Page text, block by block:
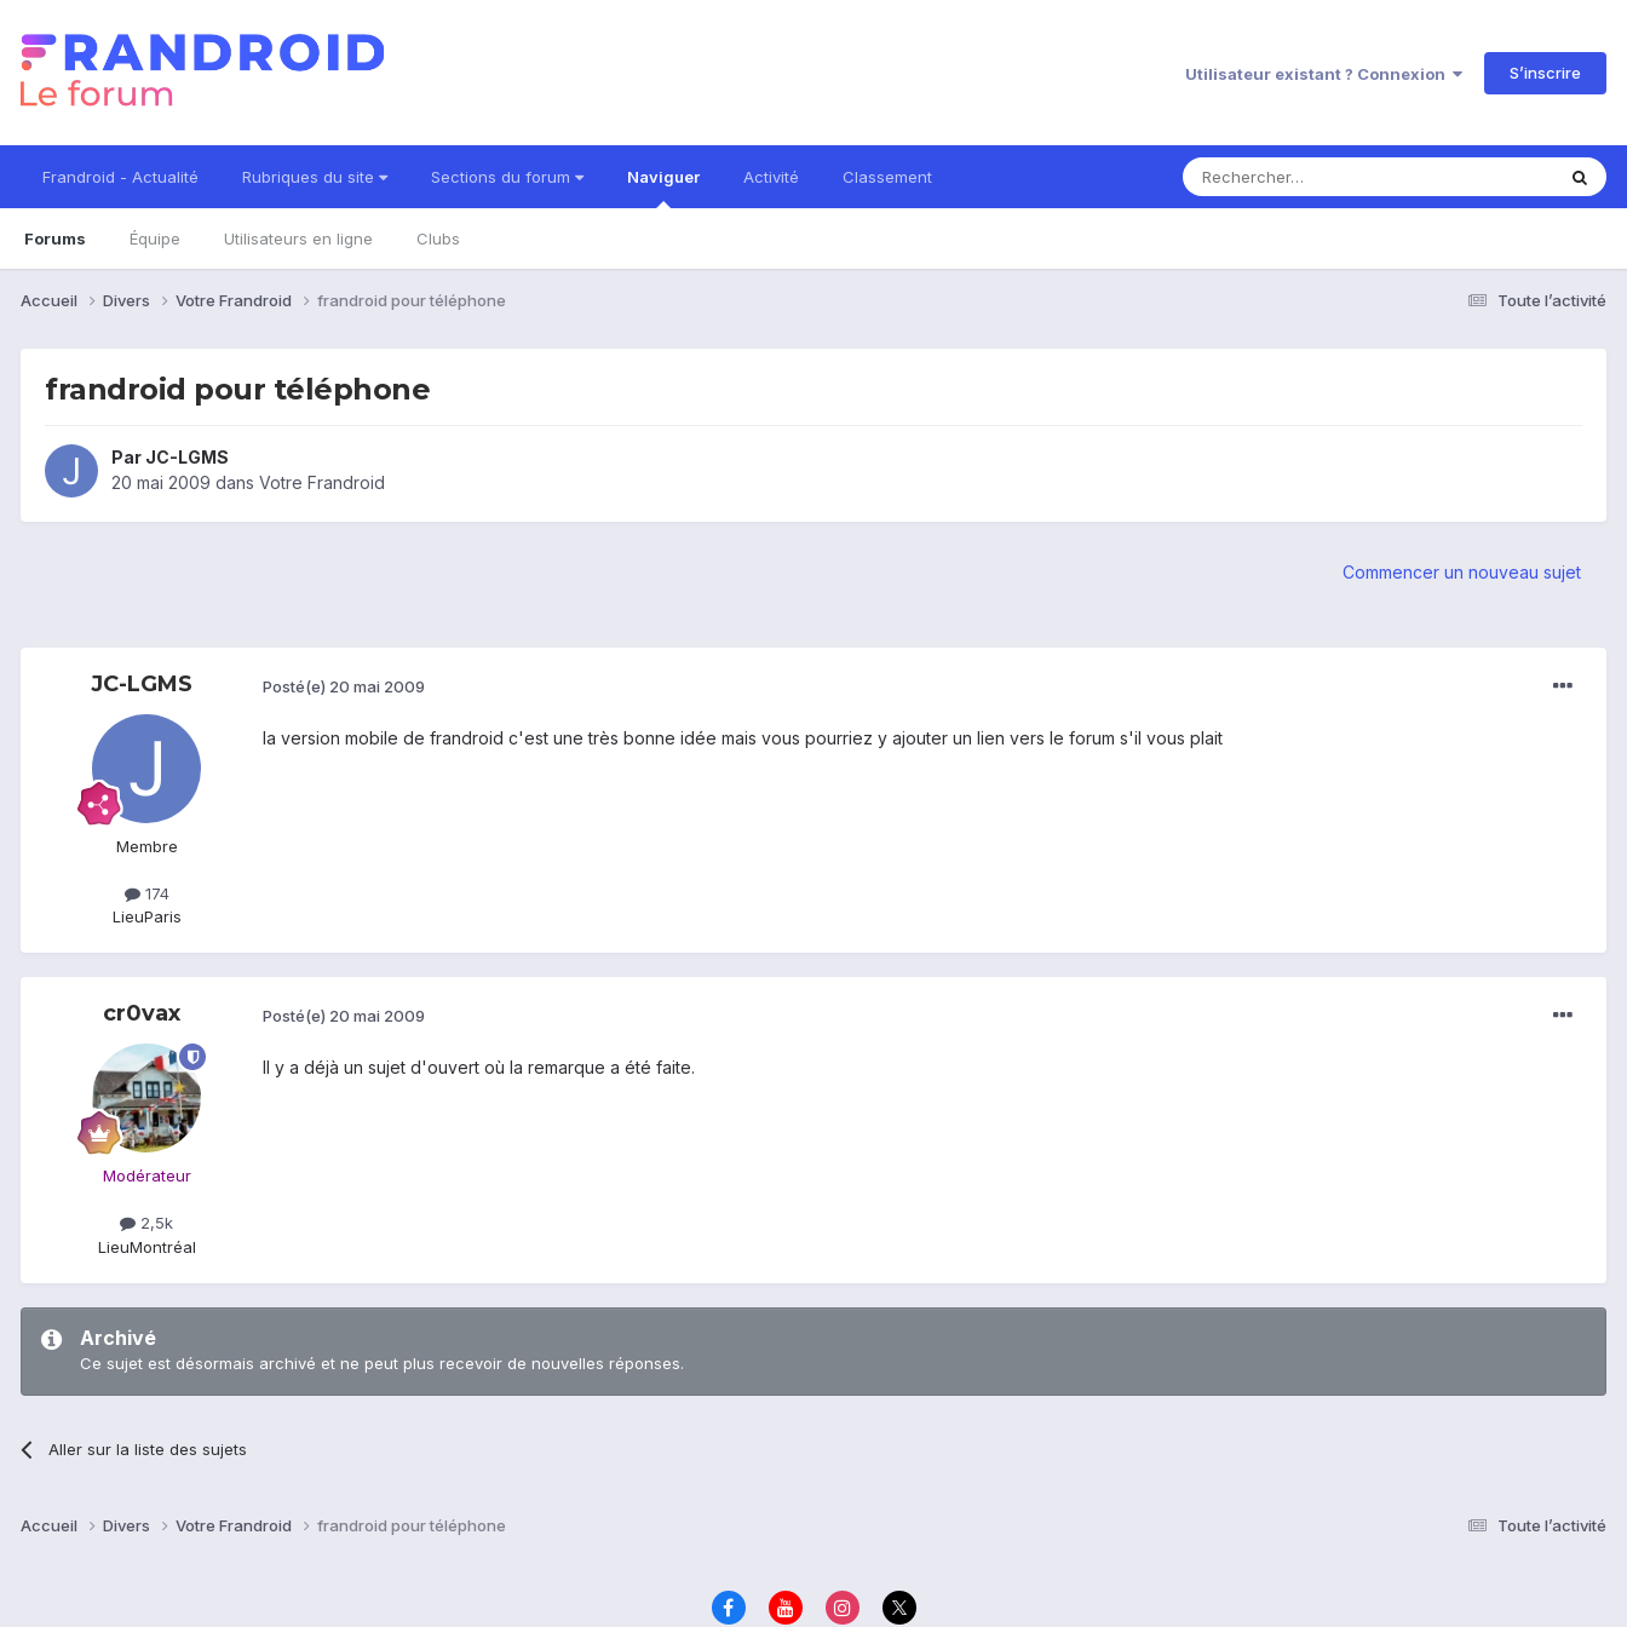
Utilisateur existant ? Connexion S’inscrire
Frandroid - Actualité Rubriques du site Sections du forum Naviguer
Forums Équipe Utilisateurs en ligne Clubs
Activité Classement
Toute l’activité
Accueil Divers Votre Frandroid frandroid pour téléphone
frandroid pour téléphone
Par JC-LGMS
20 mai 2009 dans Votre Frandroid
Commencer un nouveau sujet
JC-LGMS
Membre
174
LieuParis
Posté(e) 20 mai 2009
la version mobile de frandroid c'est une très bonne idée mais vous pourriez y ajouter un lien vers le forum s'il vous plait
cr0vax
Modérateur
2,5k
LieuMontréal
Posté(e) 20 mai 2009
Il y a déjà un sujet d'ouvert où la remarque a été faite.
Archivé
Ce sujet est désormais archivé et ne peut plus recevoir de nouvelles réponses.
Aller sur la liste des sujets
Toute l’activité
Accueil Divers Votre Frandroid frandroid pour téléphone